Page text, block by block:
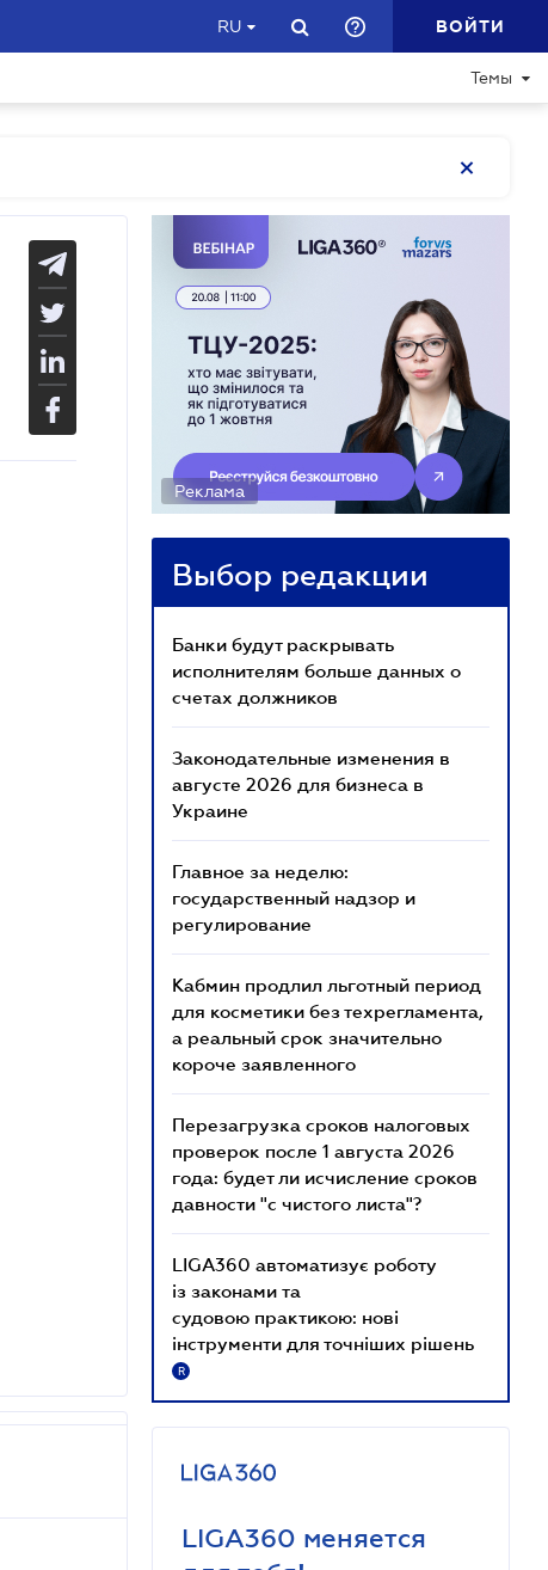
RU ВОЙТИ
Темы
Реклама
Выбор редакции
Банки будут раскрывать
исполнителям больше данных о
счетах должников
Законодательные изменения в
августе 2026 для бизнеса в
Украине
Главное за неделю:
государственный надзор и
регулирование
Кабмин продлил льготный период
для косметики без техрегламента,
а реальный срок значительно
короче заявленного
Перезагрузка сроков налоговых
проверок после 1 августа 2026
года: будет ли исчисление сроков
давности "с чистого листа"?
LIGA360 автоматизує роботу
із законами та
судовою практикою: нові
інструменти для точніших рішень
R
LIGA360 меняется